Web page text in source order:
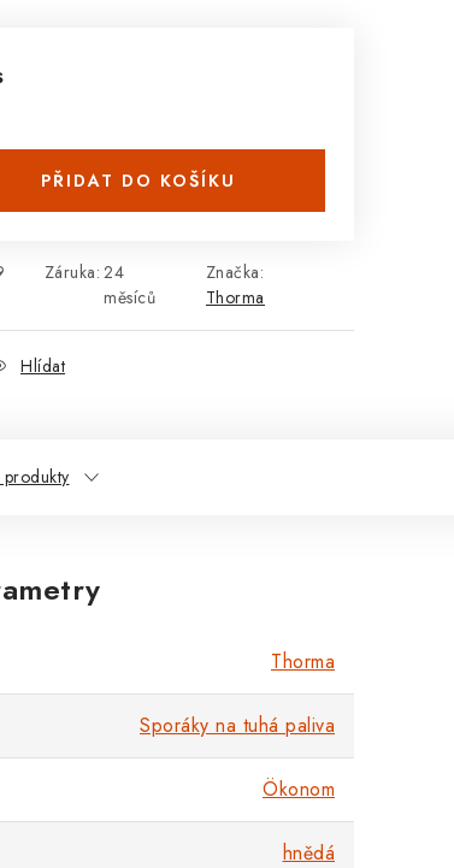
PŘIDAT DO KOŠÍKU
Záruka: 24
měsíců
Značka:
Thorma
Hlídat
Thorma
Sporáky na tuhá paliva
Ökonom
hnědá